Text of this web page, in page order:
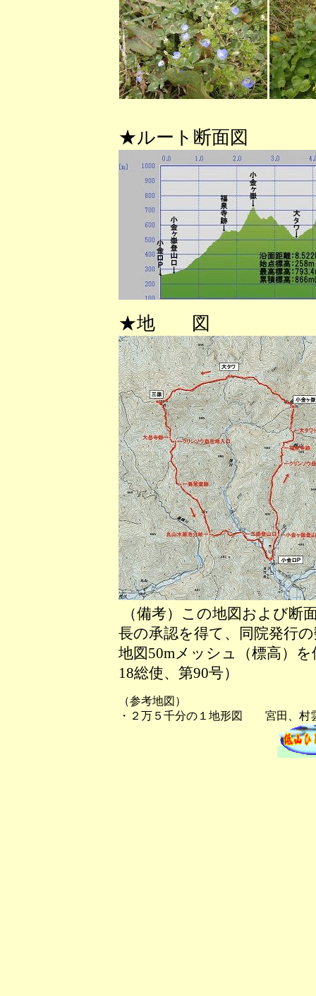
★ルート断面図
★地 図
（備考）この地図および断
長の承認を得て、同院発行
地図50mメッシュ（標高）
18総使、第90号）
（参考地図）
・２万５千分の１地形図 宮田、村